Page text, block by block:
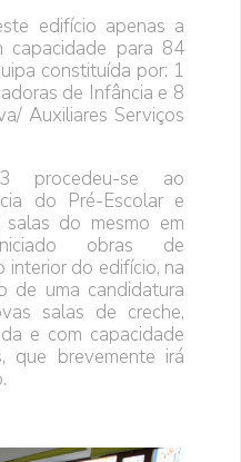
edifício apenas a
capacidade para 84
constituída por: 1
de Infância e 8
Auxiliares Serviços
procedeu-se ao
do Pré-Escolar e
do mesmo em
obras de
interior do edifício, na
de uma candidatura
salas de creche,
e com capacidade
que brevemente irá